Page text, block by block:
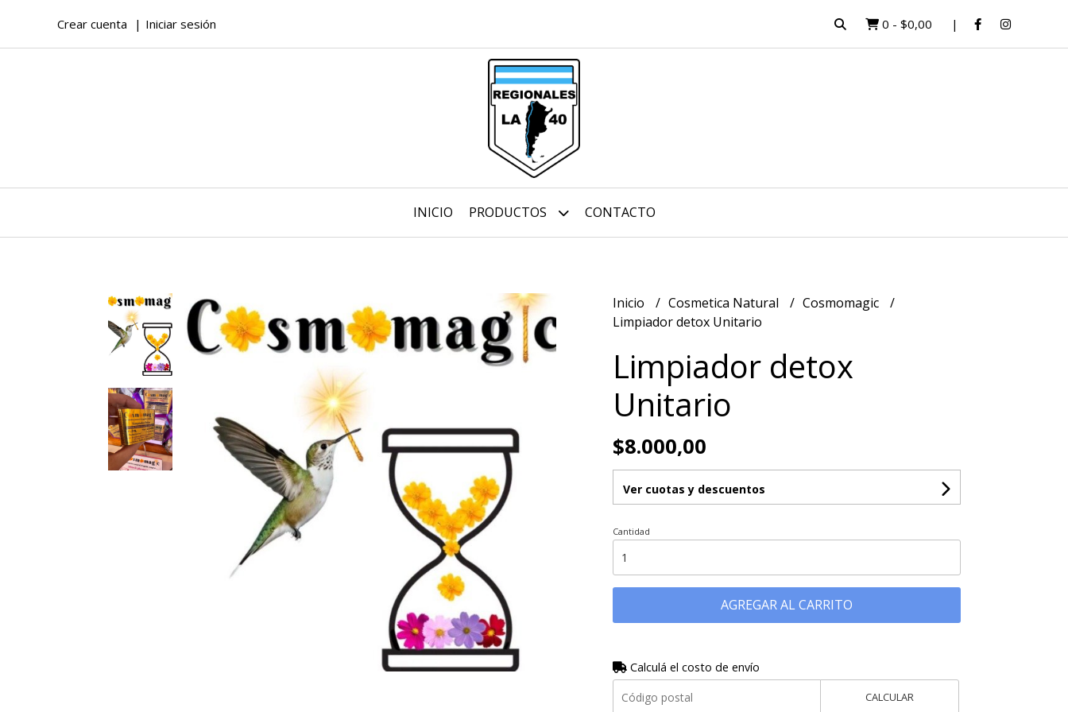
Crear cuenta Iniciar sesión 0 - $0,00
INICIO PRODUCTOS CONTACTO
Inicio Cosmetica Natural
Cosmomagic
Limpiador detox Unitario
Limpiador detox
Unitario
$8.000,00
Ver cuotas y descuentos
Cantidad
AGREGAR AL CARRITO
Calculá el costo de envío
CALCULAR